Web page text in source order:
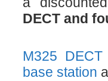
DECT and
M325 DECT
base station